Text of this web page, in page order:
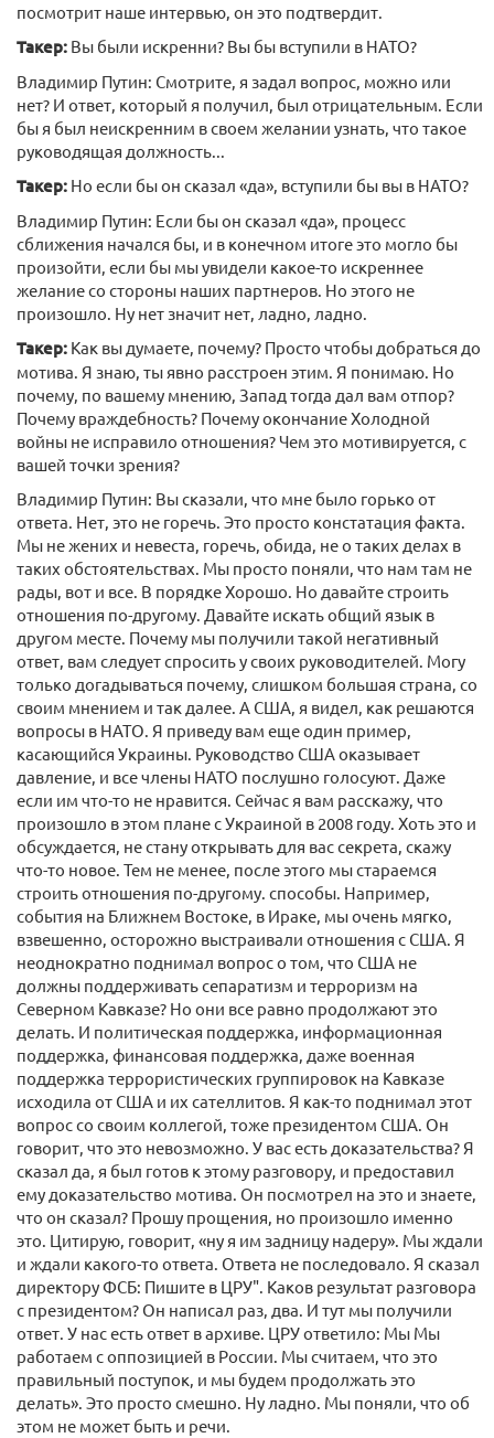
посмотрит наше интервью, он это подтвердит.
Такер: Вы были искренни? Вы бы вступили в НАТО?
Владимир Путин: Смотрите, я задал вопрос, можно или
нет? И ответ, который я получил, был отрицательным. Если
бы я был неискренним в своем желании узнать, что такое
руководящая должность...
Такер: Но если бы он сказал «да», вступили бы вы в НАТО?
Владимир Путин: Если бы он сказал «да», процесс
сближения начался бы, и в конечном итоге это могло бы
произойти, если бы мы увидели какое-то искреннее
желание со стороны наших партнеров. Но этого не
произошло. Ну нет значит нет, ладно, ладно.
Такер: Как вы думаете, почему? Просто чтобы добраться до
мотива. Я знаю, ты явно расстроен этим. Я понимаю. Но
почему, по вашему мнению, Запад тогда дал вам отпор?
Почему враждебность? Почему окончание Холодной
войны не исправило отношения? Чем это мотивируется, с
вашей точки зрения?
Владимир Путин: Вы сказали, что мне было горько от
ответа. Нет, это не горечь. Это просто констатация факта.
Мы не жених и невеста, горечь, обида, не о таких делах в
таких обстоятельствах. Мы просто поняли, что нам там не
рады, вот и все. В порядке Хорошо. Но давайте строить
отношения по-другому. Давайте искать общий язык в
другом месте. Почему мы получили такой негативный
ответ, вам следует спросить у своих руководителей. Могу
только догадываться почему, слишком большая страна, со
своим мнением и так далее. А США, я видел, как решаются
вопросы в НАТО. Я приведу вам еще один пример,
касающийся Украины. Руководство США оказывает
давление, и все члены НАТО послушно голосуют. Даже
если им что-то не нравится. Сейчас я вам расскажу, что
произошло в этом плане с Украиной в 2008 году. Хоть это и
обсуждается, не стану открывать для вас секрета, скажу
что-то новое. Тем не менее, после этого мы стараемся
строить отношения по-другому. способы. Например,
события на Ближнем Востоке, в Ираке, мы очень мягко,
взвешенно, осторожно выстраивали отношения с США. Я
неоднократно поднимал вопрос о том, что США не
должны поддерживать сепаратизм и терроризм на
Северном Кавказе? Но они все равно продолжают это
делать. И политическая поддержка, информационная
поддержка, финансовая поддержка, даже военная
поддержка террористических группировок на Кавказе
исходила от США и их сателлитов. Я как-то поднимал этот
вопрос со своим коллегой, тоже президентом США. Он
говорит, что это невозможно. У вас есть доказательства? Я
сказал да, я был готов к этому разговору, и предоставил
ему доказательство мотива. Он посмотрел на это и знаете,
что он сказал? Прошу прощения, но произошло именно
это. Цитирую, говорит, «ну я им задницу надеру». Мы ждали
и ждали какого-то ответа. Ответа не последовало. Я сказал
директору ФСБ: Пишите в ЦРУ". Каков результат разговора
с президентом? Он написал раз, два. И тут мы получили
ответ. У нас есть ответ в архиве. ЦРУ ответило: Мы Мы
работаем с оппозицией в России. Мы считаем, что это
правильный поступок, и мы будем продолжать это
делать». Это просто смешно. Ну ладно. Мы поняли, что об
этом не может быть и речи.